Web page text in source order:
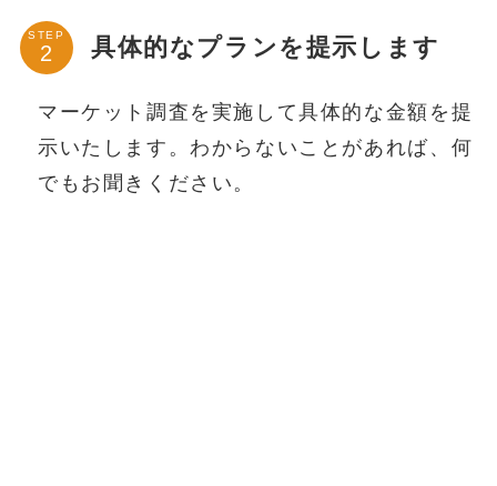
STEP 具体的なプランを提示します
マーケット調査を実施して具体的な金額を提
示いたします。わからないことがあれば、何
でもお聞きください。